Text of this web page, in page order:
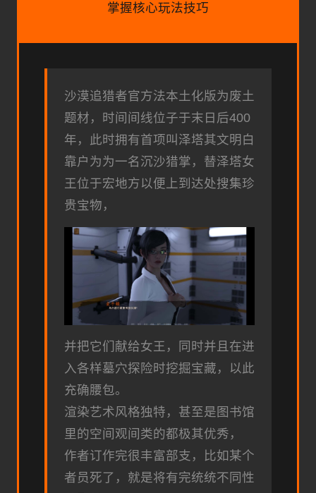
掌握核心玩法技巧
沙漠追猎者官方法本土化版为废土
题材，时间间线位子于末日后400
年，此时拥有首项叫泽塔其文明白
靠户为为一名沉沙猎掌，替泽塔女
王位于宏地方以便上到达处搜集珍
贵宝物，
并把它们献给女王，同时并且在进
入各样墓穴探险时挖掘宝藏，以此
充确腰包。
渲染艺术风格独特，甚至是图书馆
里的空间观间类的都极其优秀，
作者订作完很丰富部支，比如某个
者员死了，就是将有完统统不同性